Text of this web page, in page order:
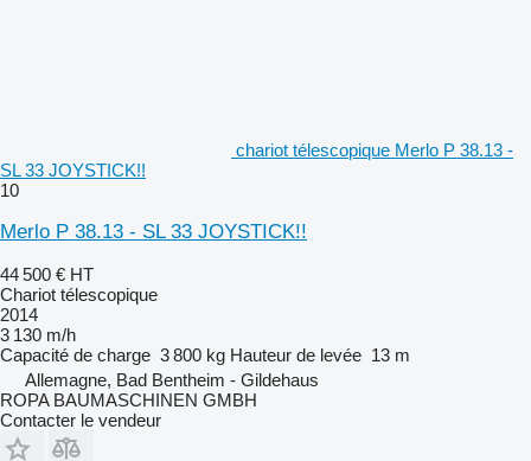
chariot télescopique Merlo P 38.13 -
SL 33 JOYSTICK!!
10
Merlo P 38.13 - SL 33 JOYSTICK!!
44 500 € HT
Chariot télescopique
2014
3 130 m/h
Capacité de charge 3 800 kg Hauteur de levée 13 m
Allemagne, Bad Bentheim - Gildehaus
ROPA BAUMASCHINEN GMBH
Contacter le vendeur